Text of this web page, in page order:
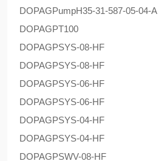
DOPAGPumpH35-31-587-05-04-A
DOPAGPT100
DOPAGPSYS-08-HF
DOPAGPSYS-08-HF
DOPAGPSYS-06-HF
DOPAGPSYS-06-HF
DOPAGPSYS-04-HF
DOPAGPSYS-04-HF
DOPAGPSWV-08-HF